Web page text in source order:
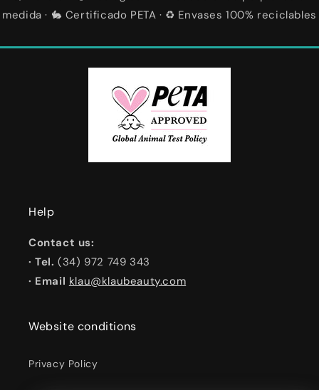
medida · 🐇 Certificado PETA · ♻️ Envases 100% reciclables
Help
Contact us:
· Tel. (34) 972 749 343
· Email klau@klaubeauty.com
Website conditions
Privacy Policy